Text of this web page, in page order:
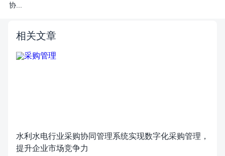
协...
相关文章
水利水电行业采购协同管理系统实现数字化采购管理，
提升企业市场竞争力